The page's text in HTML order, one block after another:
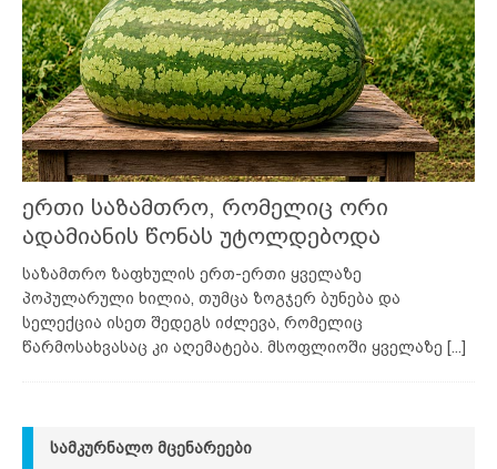
ერთი საზამთრო, რომელიც ორი
ადამიანის წონას უტოლდებოდა
საზამთრო ზაფხულის ერთ-ერთი ყველაზე
პოპულარული ხილია, თუმცა ზოგჯერ ბუნება და
სელექცია ისეთ შედეგს იძლევა, რომელიც
წარმოსახვასაც კი აღემატება. მსოფლიოში ყველაზე [...]
ᲡᲐᲛᲙᲣᲠᲜᲐᲚᲝ ᲛᲪᲔᲜᲐᲠᲔᲔᲑᲘ